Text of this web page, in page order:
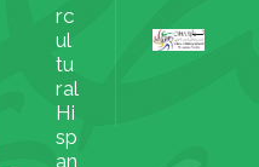
rc
ul
tu
ral
Hi
sp
an